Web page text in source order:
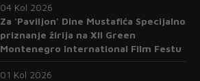
04 Kol 2026
Za 'Paviljon' Dine Mustafića Specijalno
priznanje žirija na XII Green
Montenegro International Film Festu
01 Kol 2026